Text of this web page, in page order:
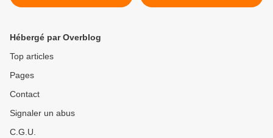
Hébergé par Overblog
Top articles
Pages
Contact
Signaler un abus
C.G.U.